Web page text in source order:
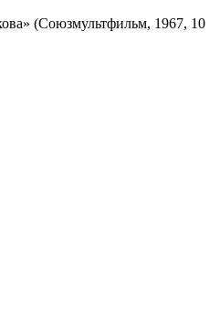
(Союзмультфильм, 1967, 10